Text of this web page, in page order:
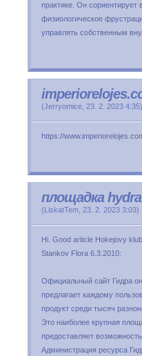
практике. Он сориентирует
физиологическое
управлять собственным
(Jerryomice 23. 2. 2023 4:35)
https://
площадка hydra
(LiskatTem 23. 2. 2023 3:03)
Hi. Good article Hokejovy
Stankov Flora 6.3.2010:
Официальный сайт Гидра
предлагает каждому
продукт среди тысяч
Это наиболее крупная
предоставляет
Администрация ресурса